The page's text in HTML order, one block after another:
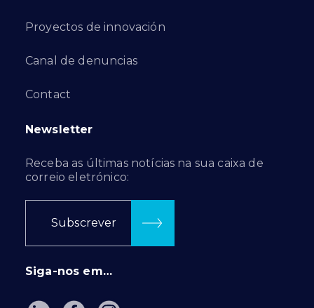
Proyectos de innovación
Canal de denuncias
Contact
Newsletter
Receba as últimas notícias na sua caixa de
correio eletrónico:
Subscrever
Siga-nos em…